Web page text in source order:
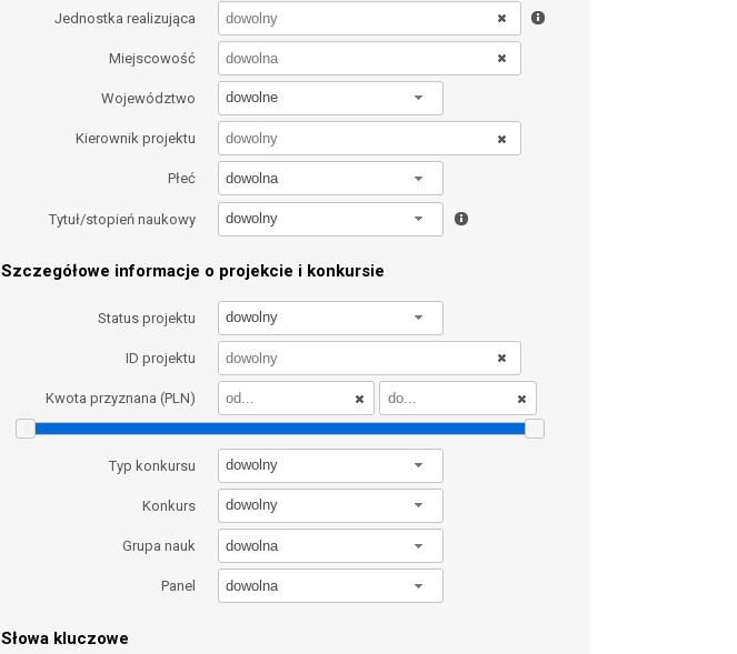
Jednostka realizująca
Miejscowość
Województwo dowolne
Kierownik projektu
Płeć dowolna
Tytuł/stopień naukowy dowolny
Szczegółowe informacje o projekcie i konkursie
Status projektu dowolny
ID projektu
Kwota przyznana (PLN)
Typ konkursu dowolny
Konkurs dowolny
Grupa nauk dowolna
Panel dowolna
Słowa kluczowe